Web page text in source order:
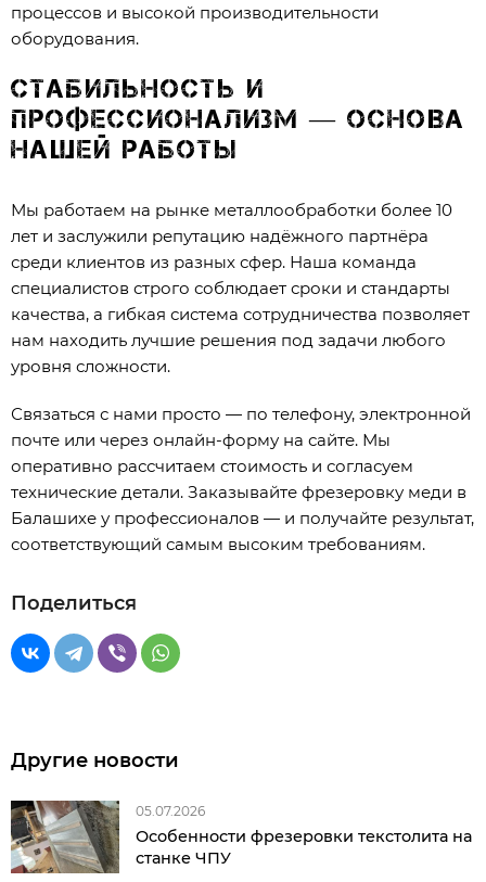
процессов и высокой производительности
оборудования.
Стабильность и
профессионализм — основа
нашей работы
Мы работаем на рынке металлообработки более 10
лет и заслужили репутацию надёжного партнёра
среди клиентов из разных сфер. Наша команда
специалистов строго соблюдает сроки и стандарты
качества, а гибкая система сотрудничества позволяет
нам находить лучшие решения под задачи любого
уровня сложности.
Связаться с нами просто — по телефону, электронной
почте или через онлайн-форму на сайте. Мы
оперативно рассчитаем стоимость и согласуем
технические детали. Заказывайте фрезеровку меди в
Балашихе у профессионалов — и получайте результат,
соответствующий самым высоким требованиям.
Поделиться
Другие новости
05.07.2026
Особенности фрезеровки текстолита на
станке ЧПУ